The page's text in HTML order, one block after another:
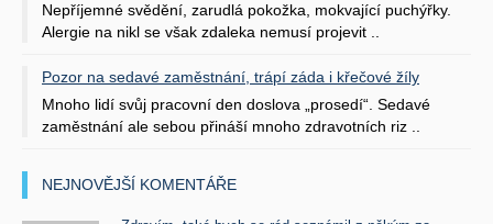
Nepříjemné svědění, zarudlá pokožka, mokvající puchýřky.
Alergie na nikl se však zdaleka nemusí projevit ..
Pozor na sedavé zaměstnání, trápí záda i křečové žíly
Mnoho lidí svůj pracovní den doslova „prosedí“. Sedavé
zaměstnání ale sebou přináší mnoho zdravotních riz ..
NEJNOVĚJŠÍ KOMENTÁŘE